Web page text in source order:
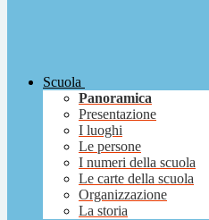
Scuola
Panoramica
Presentazione
I luoghi
Le persone
I numeri della scuola
Le carte della scuola
Organizzazione
La storia